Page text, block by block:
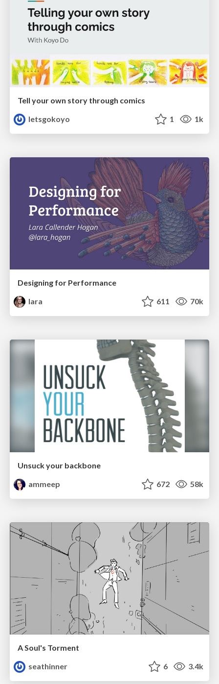
Tell your own story through comics
letsgokoyo
1 1k
Designing for Performance
lara
611 70k
Unsuck your backbone
ammeep
672 58k
A Soul's Torment
seathinner
6 3.4k